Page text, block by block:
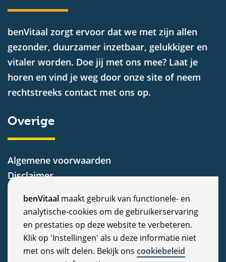
C
o
o
benVitaal maakt gebruik van functionele- en
analytische-cookies om de gebruikerservaring
en prestaties op deze website te verbeteren.
Klik op 'Instellingen' als u deze informatie niet
met ons wilt delen. Bekijk ons cookiebeleid
benVitaal zorgt ervoor dat we met zijn allen
gezonder, duurzamer inzetbaar, gelukkiger en
vitaler worden. Doe jij met ons mee? Laat je
horen en vind je weg door onze site of neem
rechtstreeks contact met ons op.
Overige
Algemene voorwaarden
Disclaimer
Cookiebeleid
Nieuws
Vacatures
Veelgestelde vragen